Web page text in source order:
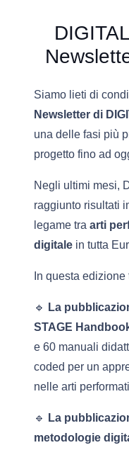
Siamo lieti di
Newsletter di
una delle fasi più
progetto fino ad
Negli ultimi mesi,
raggiunto risultati
legame tra arti
digitale in tutta
In questa edizione
🔹
La
STAGE
e 60 manuali
coded per un
nelle arti
🔹
La
metodologie